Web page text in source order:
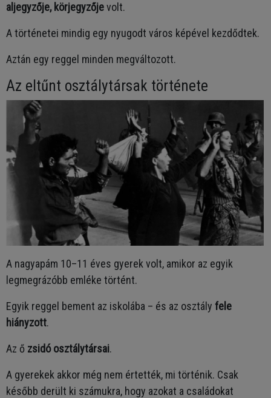
aljegyzője, körjegyzőjevolt.
A történetei mindig egy nyugodt város képével kezdődtek.
Aztán egy reggel minden megváltozott.
Az eltűnt osztálytársak története
A nagyapám 10–11 éves gyerek volt, amikor az egyik
legmegrázóbb emléke történt.
Egyik reggel bement az iskolába – és az osztály fele
hiányzott.
Az ő zsidó osztálytársai.
A gyerekek akkor még nem értették, mi történik. Csak
később derült ki számukra, hogy azokat a családokat